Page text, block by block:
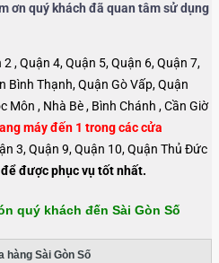
ơn quý khách đã quan tâm sử dụng
, Quận 4, Quận 5, Quận 6, Quận 7,
Bình Thạnh, Quận Gò Vấp, Quận
Môn , Nhà Bè , Bình Chánh , Cần Giờ
máy đến 1 trong các cửa
3, Quận 9, Quận 10, Quận Thủ Đức
để được phục vụ tốt nhất.
quý khách đến Sài Gòn Số
hàng Sài Gòn Số